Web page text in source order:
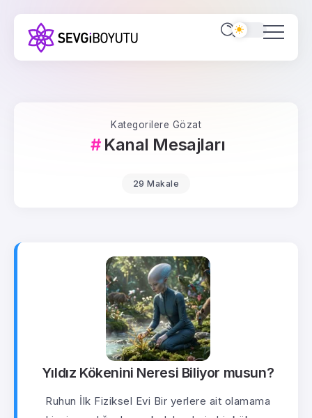
Kategorilere Gözat
Kanal Mesajları
29 Makale
Yıldız Kökenini Neresi Biliyor musun?
Ruhun İlk Fiziksel Evi Bir yerlere ait olamama